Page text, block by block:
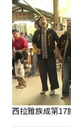
西拉雅族成第17